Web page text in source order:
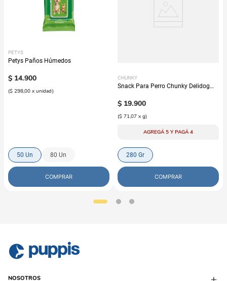
PETYS
Petys Paños Húmedos
$ 14.900
($ 298,00 x unidad)
50 Un 80 Un
COMPRAR
CHUNKY
Snack Para Perro Chunky Delidog
$ 19.900
($ 71,07 x g)
AGREGÁ 5 Y PAGÁ 4
280 Gr
COMPRAR
NOSOTROS